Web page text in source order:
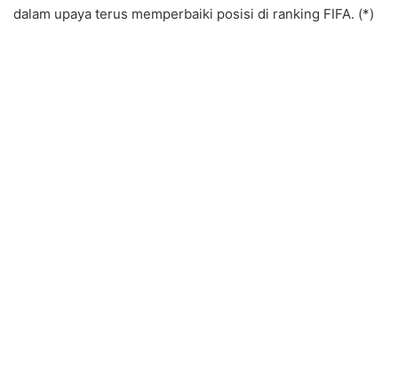
dalam upaya terus memperbaiki posisi di ranking FIFA. (*)